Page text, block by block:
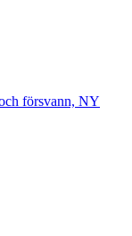
försvann, NY